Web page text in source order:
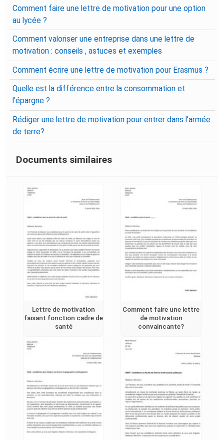
Comment faire une lettre de motivation pour une option
au lycée ?
Comment valoriser une entreprise dans une lettre de
motivation : conseils , astuces et exemples
Comment écrire une lettre de motivation pour Erasmus ?
Quelle est la différence entre la consommation et
l'épargne ?
Rédiger une lettre de motivation pour entrer dans l’armée
de terre?
Documents similaires
Lettre de motivation
faisant fonction cadre de
santé
Comment faire une lettre
de motivation
convaincante?